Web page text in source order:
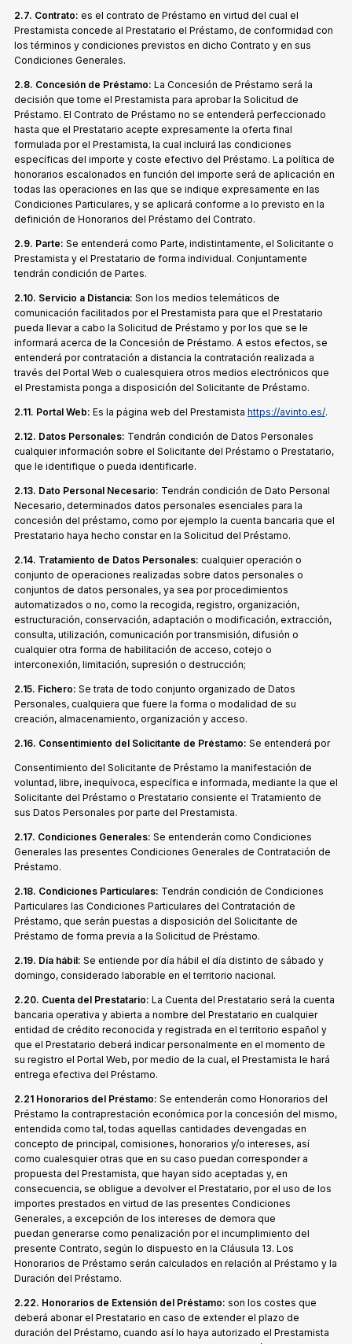
2.7. Contrato: es el contrato de Préstamo en virtud del cual el
Prestamista concede al Prestatario el Préstamo, de conformidad con
los términos y condiciones previstos en dicho Contrato y en sus
Condiciones Generales.
2.8. Concesión de Préstamo: La Concesión de Préstamo será la
decisión que tome el Prestamista para aprobar la Solicitud de
Préstamo. El Contrato de Préstamo no se entenderá perfeccionado
hasta que el Prestatario acepte expresamente la oferta final
formulada por el Prestamista, la cual incluirá las condiciones
específicas del importe y coste efectivo del Préstamo. La política de
honorarios escalonados en función del importe será de aplicación en
todas las operaciones en las que se indique expresamente en las
Condiciones Particulares, y se aplicará conforme a lo previsto en la
definición de Honorarios del Préstamo del Contrato.
2.9. Parte: Se entenderá como Parte, indistintamente, el Solicitante o
Prestamista y el Prestatario de forma individual. Conjuntamente
tendrán condición de Partes.
2.10. Servicio a Distancia: Son los medios telemáticos de
comunicación facilitados por el Prestamista para que el Prestatario
pueda llevar a cabo la Solicitud de Préstamo y por los que se le
informará acerca de la Concesión de Préstamo. A estos efectos, se
entenderá por contratación a distancia la contratación realizada a
través del Portal Web o cualesquiera otros medios electrónicos que
el Prestamista ponga a disposición del Solicitante de Préstamo.
2.11. Portal Web: Es la página web del Prestamista https://avinto.es/.
2.12. Datos Personales: Tendrán condición de Datos Personales
cualquier información sobre el Solicitante del Préstamo o Prestatario,
que le identifique o pueda identificarle.
2.13. Dato Personal Necesario: Tendrán condición de Dato Personal
Necesario, determinados datos personales esenciales para la
concesión del préstamo, como por ejemplo la cuenta bancaria que el
Prestatario haya hecho constar en la Solicitud del Préstamo.
2.14. Tratamiento de Datos Personales: cualquier operación o
conjunto de operaciones realizadas sobre datos personales o
conjuntos de datos personales, ya sea por procedimientos
automatizados o no, como la recogida, registro, organización,
estructuración, conservación, adaptación o modificación, extracción,
consulta, utilización, comunicación por transmisión, difusión o
cualquier otra forma de habilitación de acceso, cotejo o
interconexión, limitación, supresión o destrucción;
2.15. Fichero: Se trata de todo conjunto organizado de Datos
Personales, cualquiera que fuere la forma o modalidad de su
creación, almacenamiento, organización y acceso.
2.16. Consentimiento del Solicitante de Préstamo: Se entenderá por
Consentimiento del Solicitante de Préstamo la manifestación de
voluntad, libre, inequívoca, específica e informada, mediante la que el
Solicitante del Préstamo o Prestatario consiente el Tratamiento de
sus Datos Personales por parte del Prestamista.
2.17. Condiciones Generales: Se entenderán como Condiciones
Generales las presentes Condiciones Generales de Contratación de
Préstamo.
2.18. Condiciones Particulares: Tendrán condición de Condiciones
Particulares las Condiciones Particulares del Contratación de
Préstamo, que serán puestas a disposición del Solicitante de
Préstamo de forma previa a la Solicitud de Préstamo.
2.19. Día hábil: Se entiende por día hábil el día distinto de sábado y
domingo, considerado laborable en el territorio nacional.
2.20. Cuenta del Prestatario: La Cuenta del Prestatario será la cuenta
bancaria operativa y abierta a nombre del Prestatario en cualquier
entidad de crédito reconocida y registrada en el territorio español y
que el Prestatario deberá indicar personalmente en el momento de
su registro el Portal Web, por medio de la cual, el Prestamista le hará
entrega efectiva del Préstamo.
2.21 Honorarios del Préstamo: Se entenderán como Honorarios del
Préstamo la contraprestación económica por la concesión del mismo,
entendida como tal, todas aquellas cantidades devengadas en
concepto de principal, comisiones, honorarios y/o intereses, así
como cualesquier otras que en su caso puedan corresponder a
propuesta del Prestamista, que hayan sido aceptadas y, en
consecuencia, se obligue a devolver el Prestatario, por el uso de los
importes prestados en virtud de las presentes Condiciones
Generales, a excepción de los intereses de demora que
puedan generarse como penalización por el incumplimiento del
presente Contrato, según lo dispuesto en la Cláusula 13. Los
Honorarios de Préstamo serán calculados en relación al Préstamo y la
Duración del Préstamo.
2.22. Honorarios de Extensión del Préstamo: son los costes que
deberá abonar el Prestatario en caso de extender el plazo de
duración del Préstamo, cuando así lo haya autorizado el Prestamista